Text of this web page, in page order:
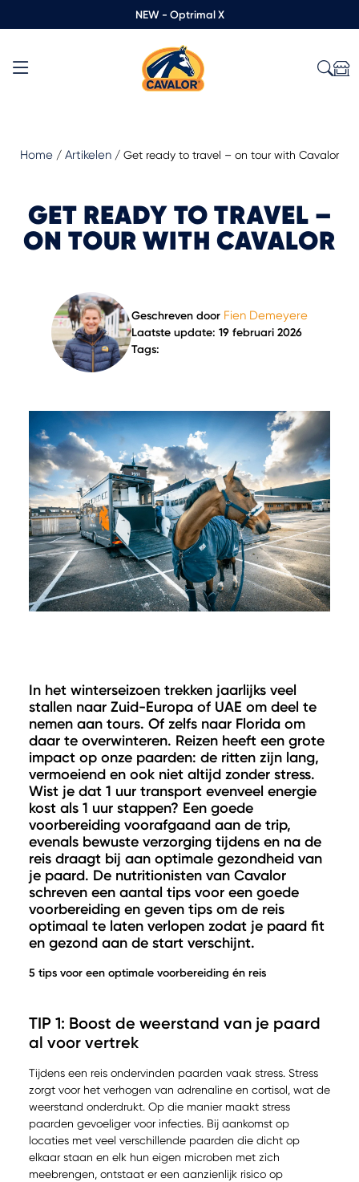
NEW - Optrimal X
Home / Artikelen / Get ready to travel – on tour with Cavalor
GET READY TO TRAVEL –
ON TOUR WITH CAVALOR
Geschreven door Fien Demeyere
Laatste update: 19 februari 2026
Tags:
In het winterseizoen trekken jaarlijks veel
stallen naar Zuid-Europa of UAE om deel te
nemen aan tours. Of zelfs naar Florida om
daar te overwinteren. Reizen heeft een grote
impact op onze paarden: de ritten zijn lang,
vermoeiend en ook niet altijd zonder stress.
Wist je dat 1 uur transport evenveel energie
kost als 1 uur stappen? Een goede
voorbereiding voorafgaand aan de trip,
evenals bewuste verzorging tijdens en na de
reis draagt bij aan optimale gezondheid van
je paard. De nutritionisten van Cavalor
schreven een aantal tips voor een goede
voorbereiding en geven tips om de reis
optimaal te laten verlopen zodat je paard fit
en gezond aan de start verschijnt.
5 tips voor een optimale voorbereiding én reis
TIP 1: Boost de weerstand van je paard
al voor vertrek
Tijdens een reis ondervinden paarden vaak stress. Stress
zorgt voor het verhogen van adrenaline en cortisol, wat de
weerstand onderdrukt. Op die manier maakt stress
paarden gevoeliger voor infecties. Bij aankomst op
locaties met veel verschillende paarden die dicht op
elkaar staan en elk hun eigen microben met zich
meebrengen, ontstaat er een aanzienlijk risico op